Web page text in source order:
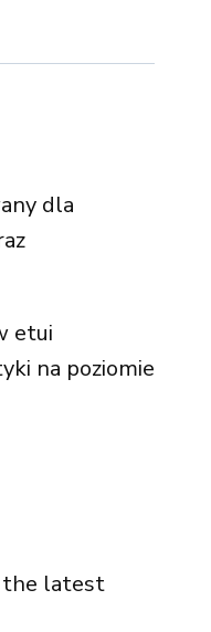
dla
etui
na poziomie
the latest